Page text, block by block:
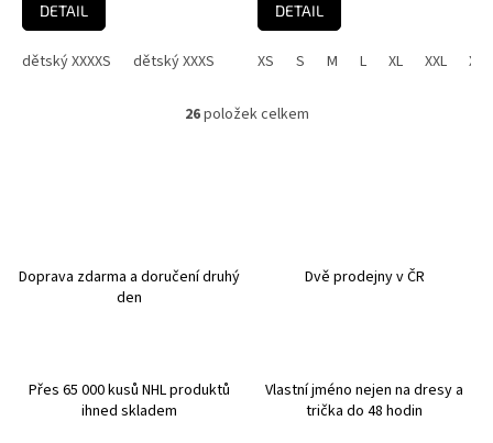
DETAIL
dětský XXXXS dětský XXXS dětský XXS dětský XS S
DETAIL
XS S M L XL XXL
O
26položek celkem
Doprava zdarma a doručení druhý
den
Dvě prodejny v ČR
Přes 65 000 kusů NHL produktů
ihned skladem
Vlastní jméno nejen na dresy a
trička do 48 hodin